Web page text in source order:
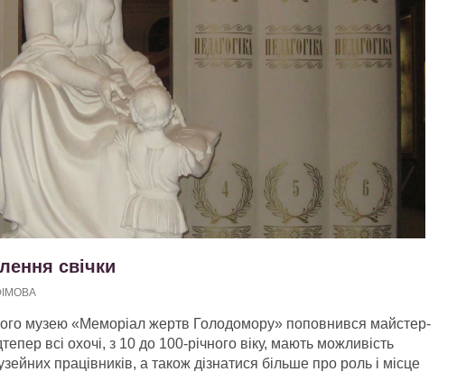
свічки
музею «Меморіал жертв Голодомору» поповнився майстер-
всі охочі, з 10 до 100-річного віку, мають можливість
працівників, а також дізнатися більше про роль і місце